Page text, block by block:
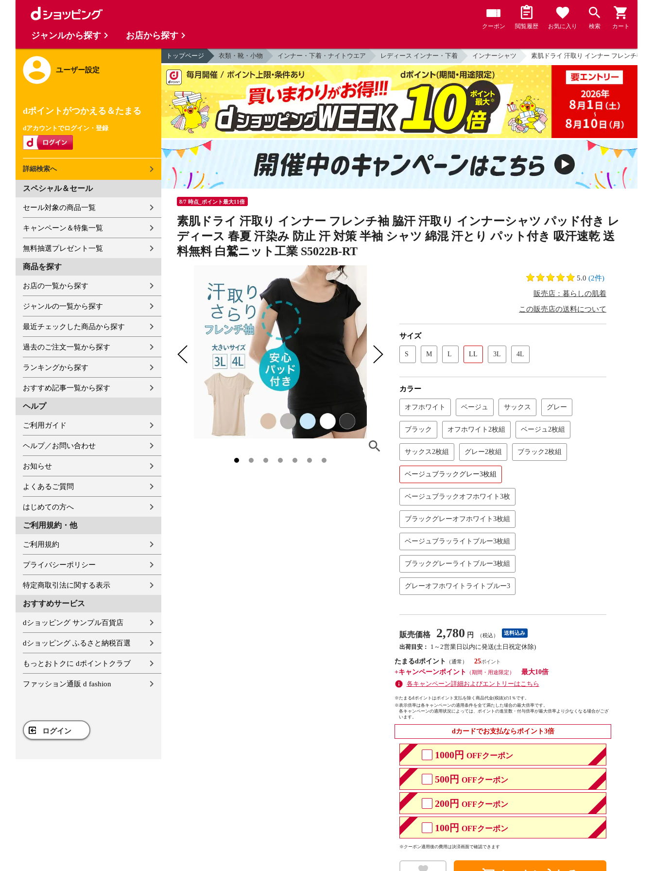
クーポン 閲覧履歴 お気に入り 検索 カート
ユーザー設定
dポイントがつかえる＆たまる
dアカウントでログイン・登録
詳細検索へ
スペシャル＆セール
セール対象の商品一覧
キャンペーン＆特集一覧
無料抽選プレゼント一覧
商品を探す
お店の一覧から探す
ジャンルの一覧から探す
最近チェックした商品から探す
過去のご注文一覧から探す
ランキングから探す
おすすめ記事一覧から探す
ヘルプ
ご利用ガイド
ヘルプ／お問い合わせ
お知らせ
よくあるご質問
はじめての方へ
ご利用規約・他
ご利用規約
プライバシーポリシー
特定商取引法に関する表示
おすすめサービス
dショッピング サンプル百貨店
dショッピング ふるさと納税百選
もっとおトクに dポイントクラブ
ファッション通販 d fashion
ログイン
トップページ 衣類・靴・小物 インナー・下着・ナイトウエア レディース インナー・下着 インナーシャツ 素肌ドライ 汗取り インナー フレンチ袖
8/7 時点_ポイント最大11倍
素肌ドライ 汗取り インナー フレンチ袖 脇汗 汗取り インナーシャツ パッド付き レ
ディース 春夏 汗染み 防止 汗 対策 半袖 シャツ 綿混 汗とり パット付き 吸汗速乾 送
料無料 白鷲ニット工業 S5022B-RT
5.0 (2件)
販売店：暮らしの肌着
この販売店の送料について
サイズ
S M L LL 3L 4L
カラー
オフホワイト ベージュ サックス グレー
ブラック オフホワイト2枚組 ベージュ2枚組
サックス2枚組 グレー2枚組 ブラック2枚組
ベージュブラックグレー3枚組
ベージュブラックオフホワイト3枚
ブラックグレーオフホワイト3枚組
ベージュブラッライトブルー3枚組
ブラックグレーライトブルー3枚組
グレーオフホワイトライトブルー3
販売価格 2,780 円 （税込） 送料込み
出荷目安：
1～2営業日以内に発送(土日祝定休除)
たまるdポイント
（通常）
25
+キャンペーンポイント
（期間・用途限定）
最大10倍
各キャンペーン詳細およびエントリーはこちら
※たまるdポイントはポイント支払を除く商品代金(税抜)の1％です。
※表示倍率は各キャンペーンの適用条件を全て満たした場合の最大倍率です。
各キャンペーンの適用状況によっては、ポイントの進呈数・付与倍率が最大倍率より少なくなる場合がござ
います。
dカードでお支払ならポイント3倍
1000円 OFFクーポン
500円 OFFクーポン
200円 OFFクーポン
100円 OFFクーポン
※クーポン適用後の費用は決済画面で確認できます
ジャンルから探す お店から探す